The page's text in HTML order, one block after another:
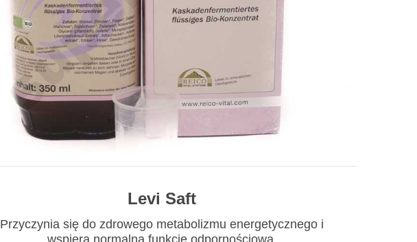
Levi Saft
Przyczynia się do zdrowego metabolizmu energetycznego i